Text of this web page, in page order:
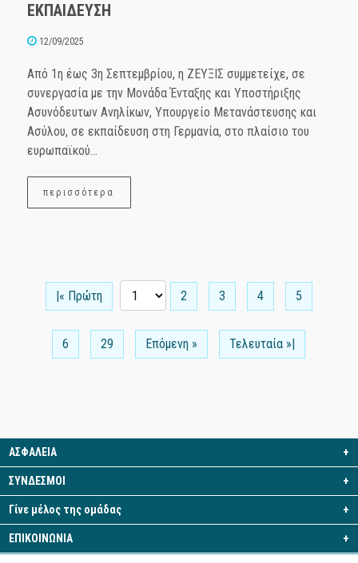
ΕΚΠΑΙΔΕΥΣΗ
12/09/2025
Από 1η έως 3η Σεπτεμβρίου, η ΖΕΥΞΙΣ συμμετείχε, σε
συνεργασία με την Μονάδα Ένταξης και Υποστήριξης
Ασυνόδευτων Ανηλίκων, Υπουργείο Μετανάστευσης και
Ασύλου, σε εκπαίδευση στη Γερμανία, στο πλαίσιο του
ευρωπαϊκού...
περισσότερα
|« Πρώτη 2 3 4 5
6 29 Επόμενη » Τελευταία »|
ΑΣΦΑΛΕΙΑ +
ΣΥΝΔΕΣΜΟΙ +
Γίνε μέλος της ομάδας +
ΕΠΙΚΟΙΝΩΝΙΑ +